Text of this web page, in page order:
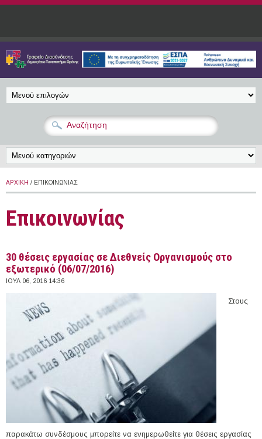
Παράκαμψη προς το κυρίως περιεχόμενο
ΑΡΧΙΚΉ / ΕΠΙΚΟΙΝΩΝΊΑΣ
Επικοινωνίας
30 θέσεις εργασίας σε Διεθνείς Οργανισμούς στο
εξωτερικό (06/07/2016)
ΙΟΥΛ 06, 2016 14:36
Στους
παρακάτω συνδέσμους μπορείτε να ενημερωθείτε για θέσεις εργασίας